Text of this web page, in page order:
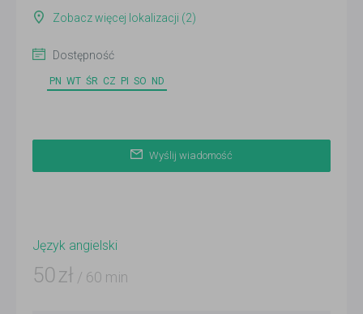
Zobacz więcej lokalizacji (2)
Dostępność
PN WT ŚR CZ PI SO ND
Wyślij wiadomość
Język angielski
50 zł / 60 min